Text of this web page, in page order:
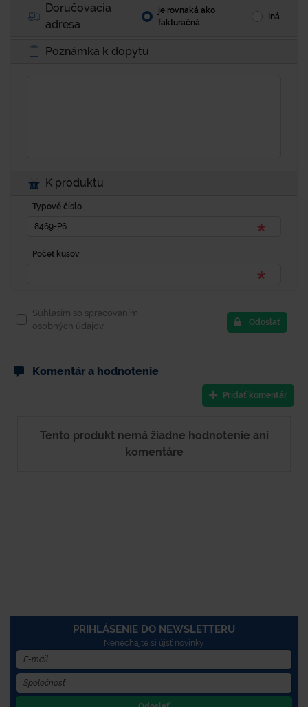
Doručovacia
adresa
je rovnaká ako
fakturačná
Iná
Poznámka k dopytu
K produktu
Typové číslo
Počet kusov
Súhlasím so spracovaním
osobných údajov.
Odoslať
Komentár a hodnotenie
Pridať komentár
Tento produkt nemá žiadne hodnotenie ani
komentáre
PRIHLÁSENIE DO NEWSLETTERU
Nenechajte si újsť novinky